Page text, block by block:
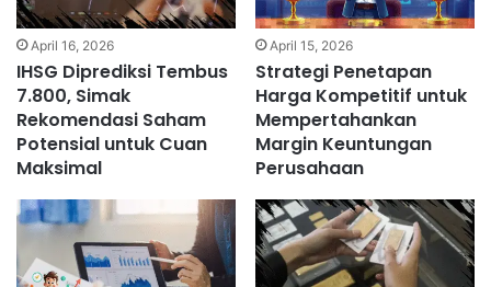
April 16, 2026
IHSG Diprediksi Tembus
7.800, Simak
Rekomendasi Saham
Potensial untuk Cuan
Maksimal
April 15, 2026
Strategi Penetapan
Harga Kompetitif untuk
Mempertahankan
Margin Keuntungan
Perusahaan